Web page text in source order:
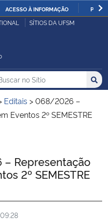
ACESSO À INFORMAÇÃO
SÍTIOS DA UFSM
Sítio no no Sítio
Editais >068/2026 –
Eventos 2º SEMESTRE
Representação
2º SEMESTRE